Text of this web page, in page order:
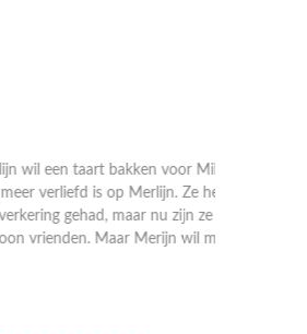
is op Merlijn. Ze hebben
gehad, maar nu zijn ze
Maar Merijn wil meer.